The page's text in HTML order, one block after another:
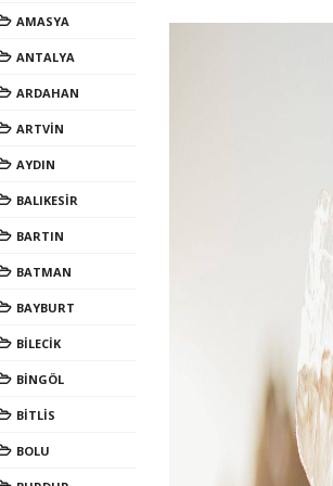
AMASYA
ANTALYA
ARDAHAN
ARTVİN
AYDIN
BALIKESİR
BARTIN
BATMAN
BAYBURT
BİLECİK
BİNGÖL
BİTLİS
BOLU